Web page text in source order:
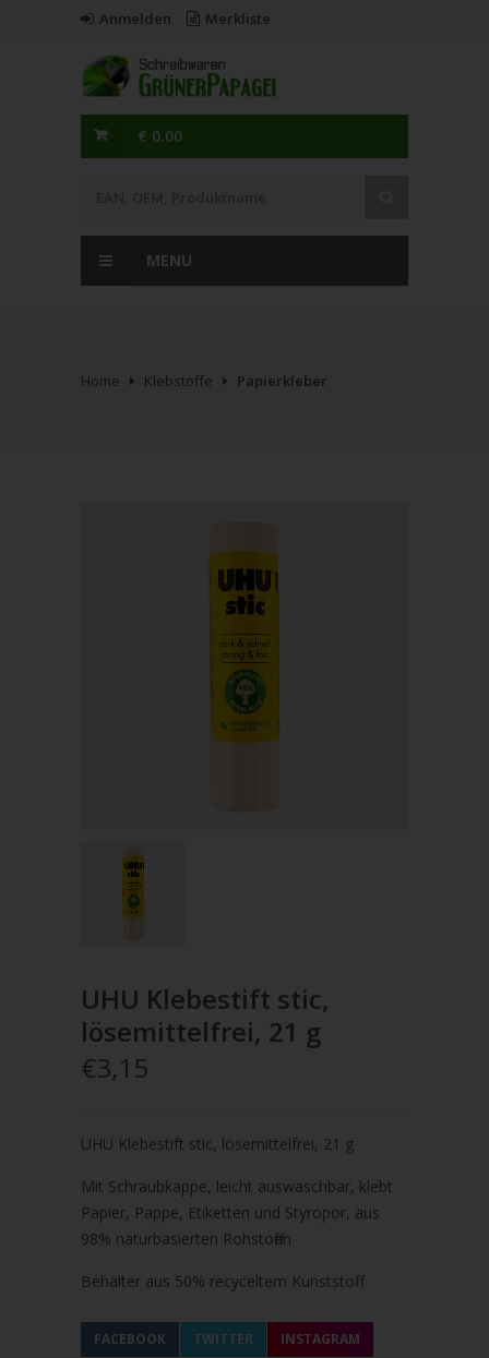
Anmelden Merkliste
€ 0.00
MENU
Home Klebstoffe Papierkleber
UHU Klebestift stic,
lösemittelfrei, 21 g
€3,15
UHU Klebestift stic, lösemittelfrei, 21 g
Mit Schraubkappe, leicht auswaschbar, klebt
Papier, Pappe, Etiketten und Styropor, aus
98% naturbasierten Rohstoffen
Behälter aus 50% recyceltem Kunststoff
FACEBOOK TWITTER INSTAGRAM